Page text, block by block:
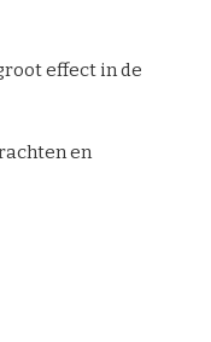
effect in de
en